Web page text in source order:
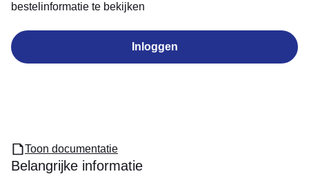
bestelinformatie te bekijken
Inloggen
Toon documentatie
Belangrijke informatie